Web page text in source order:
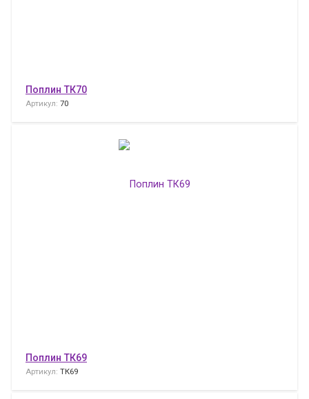
Поплин ТК70
Артикул: 70
Поплин ТК69
Артикул: ТК69